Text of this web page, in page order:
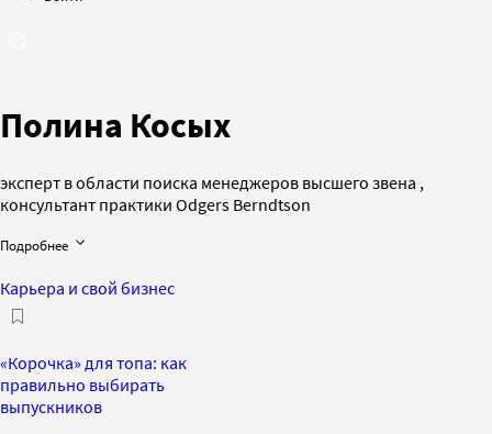
Полина Косых
эксперт в области поиска менеджеров высшего звена ,
консультант практики Odgers Berndtson
Подробнее
Карьера и свой бизнес
«Корочка» для топа: как
правильно выбирать
выпускников